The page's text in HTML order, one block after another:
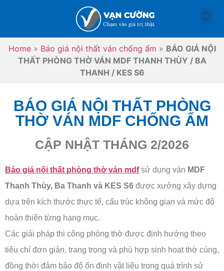
Home» Báo giá nội thất ván chống ẩm » BÁO GIÁ NỘI
THẤT PHÒNG THỜ VÁN MDF THANH THÙY / BA
THANH / KES S6
BÁO GIÁ NỘI THẤT PHÒNG
THỜ VÁN MDF CHỐNG ẨM
CẬP NHẬT THÁNG 2/2026
Báo giá nội thất phòng thờ ván mdfsử dụng ván MDF
Thanh Thùy, Ba Thanh và KES S6 được xưởng xây dựng
dựa trên kích thước thực tế, cấu trúc không gian và mức độ
hoàn thiện từng hạng mục.
Các giải pháp thi công phòng thờ được định hướng theo
tiêu chí đơn giản, trang trọng và phù hợp sinh hoạt thờ cúng,
đồng thời đảm bảo độ ổn định vật liệu trong quá trình sử